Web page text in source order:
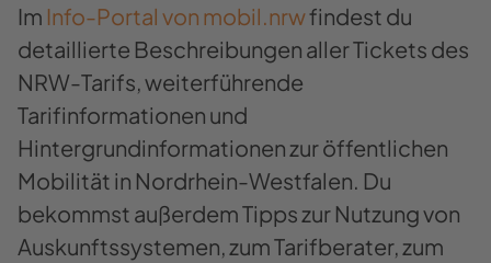
Im Info-Portal von mobil.nrwfindest du
detaillierte Beschreibungen aller Tickets des
NRW-Tarifs, weiterführende
Tarifinformationen und
Hintergrundinformationen zur öffentlichen
Mobilität in Nordrhein-Westfalen. Du
bekommst außerdem Tipps zur Nutzung von
Auskunftssystemen, zum Tarifberater, zum